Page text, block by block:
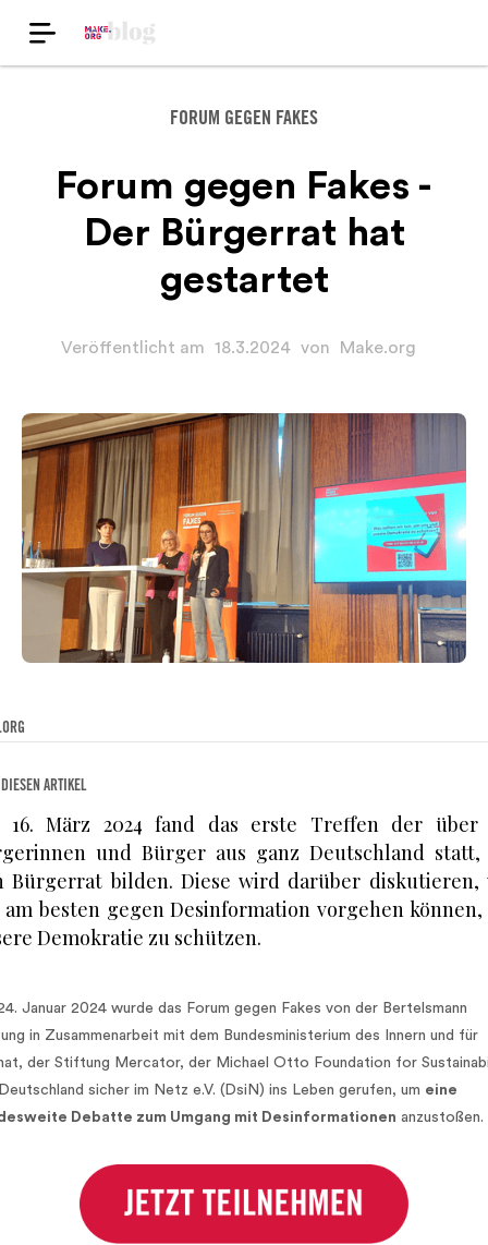
FORUM GEGEN FAKES
Forum gegen Fakes -
Der Bürgerrat hat
gestartet
Veröffentlicht am 18.3.2024 von Make.org
ARTIKEL
16. März 2024 fand das erste Treffen der über
und Bürger aus ganz Deutschland statt,
Bürgerrat bilden. Diese wird darüber diskutieren,
besten gegen Desinformation vorgehen
Demokratie zu schützen.
Januar 2024 wurde das Forum gegen Fakes von der Bertelsmann
in Zusammenarbeit mit dem Bundesministerium des Innern und für
der Stiftung Mercator, der Michael Otto Foundation for
sicher im Netz e.V. (DsiN) ins Leben gerufen, um eine
Debatte zum Umgang mit Desinformationen anzustoßen.